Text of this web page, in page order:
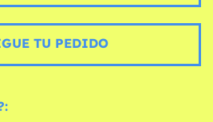
TU PEDIDO